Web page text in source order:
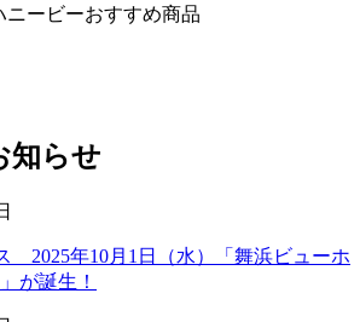
ニービーおすすめ商品
知らせ
2025年10月1日（水）「舞浜ビューホ
が誕生！